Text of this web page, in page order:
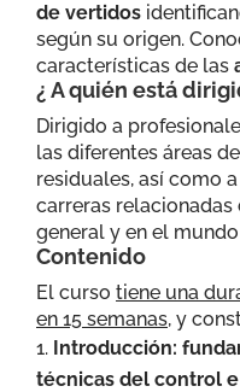
de vertidos
según su origen.
características de las
¿ A quién está
Dirigido a
las diferentes áreas
residuales, así como
carreras
general y en el
Contenido
El curso tiene una
en 15 semanas, y
Introducción:
técnicas del control